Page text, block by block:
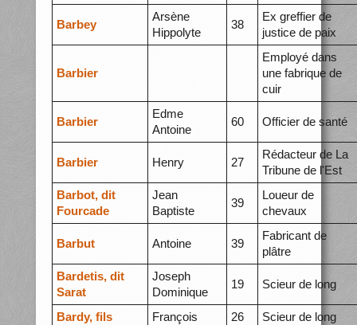
Barbey
Arsène
Hippolyte
38
Ex greffier de
justice de paix
Barbier
Employé dans
une fabrique de
cuir
Barbier
Edme
Antoine
60 Officier de santé
Barbier Henry 27
Rédacteur de La
Tribune de l'Est
Barbot, dit
Fourcade
Jean
Baptiste
39
Loueur de
chevaux
Barbut Antoine 39
Fabricant de
plâtre
Bardetis, dit
Sarat
Joseph
Dominique
19 Scieur de long
Bardy, fils François 26 Scieur de long